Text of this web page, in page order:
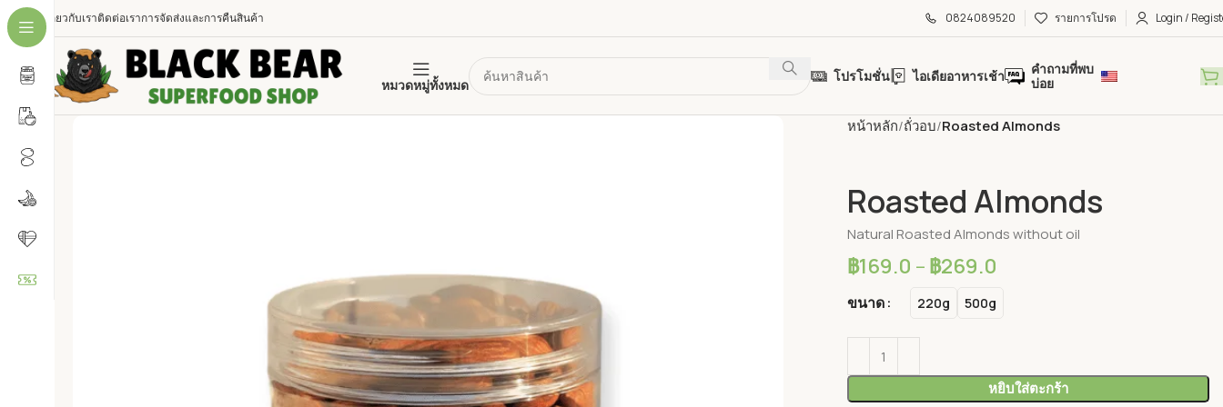
เกี่ยวกับเราติดต่อเราการจัดส่งและการคืนสินค้า 0824089520 รายการโปรด Login /
หมวดหมู่ทั้งหมด
โปรโมชั่น ไอเดียอาหารเช้า
คำถามที่พบ
บ่อย
หน้าหลัก ถั่วอบ Roasted Almonds
Roasted Almonds
Natural Roasted Almonds without oil
฿169.0 – ฿269.0
ขนาด 220g 500g
หยิบใส่ตะกร้า